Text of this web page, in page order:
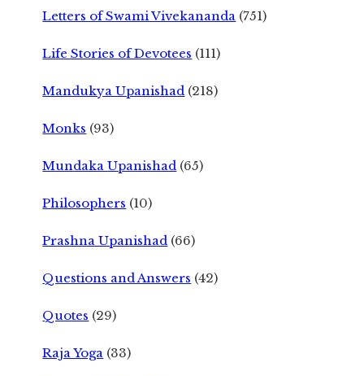
Letters of Swami Vivekananda (751)
Life Stories of Devotees (111)
Mandukya Upanishad (218)
Monks (93)
Mundaka Upanishad (65)
Philosophers (10)
Prashna Upanishad (66)
Questions and Answers (42)
Quotes (29)
Raja Yoga (33)